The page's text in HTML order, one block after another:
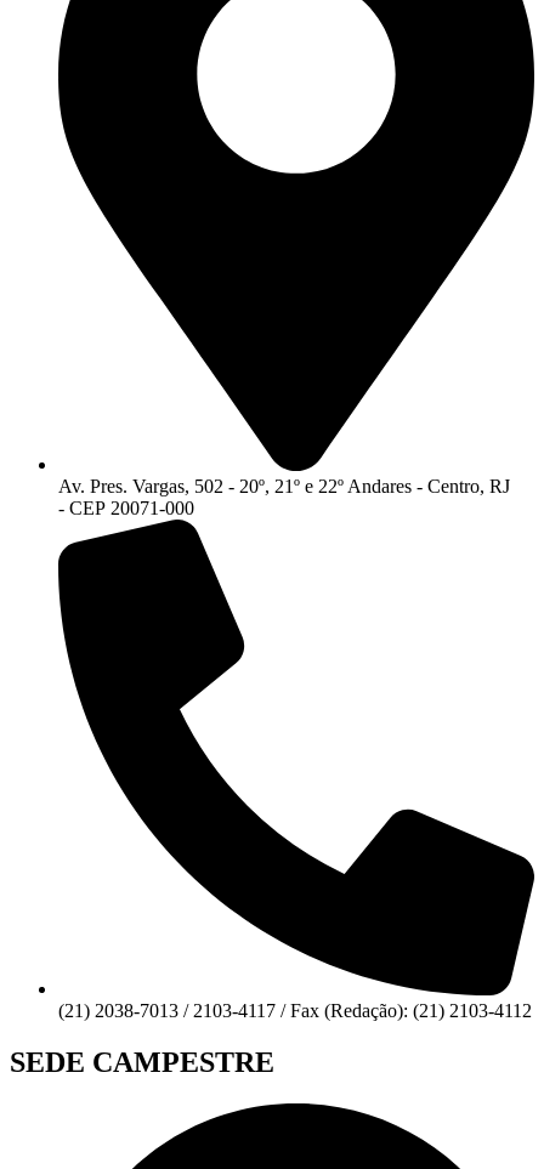
Av. Pres. Vargas, 502 - 20º, 21º e 22º Andares - Centro, RJ
- CEP 20071-000
(21) 2038-7013 / 2103-4117 / Fax (Redação): (21) 2103-4112
SEDE CAMPESTRE